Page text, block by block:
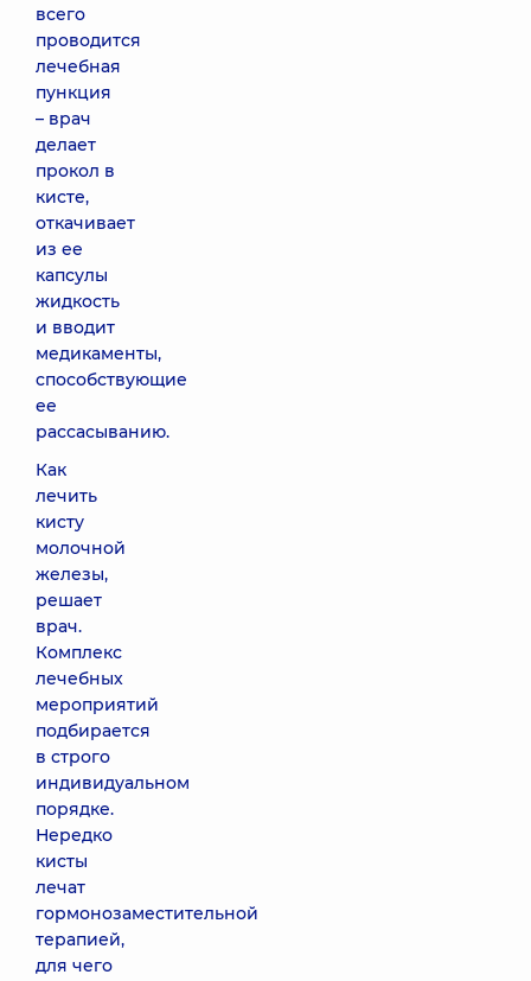
всего
проводится
лечебная
пункция
– врач
делает
прокол в
кисте,
откачивает
из ее
капсулы
жидкость
и вводит
медикаменты,
способствующие
ее
рассасыванию.
Как
лечить
кисту
молочной
железы,
решает
врач.
Комплекс
лечебных
мероприятий
подбирается
в строго
индивидуальном
порядке.
Нередко
кисты
лечат
гормонозаместительной
терапией,
для чего